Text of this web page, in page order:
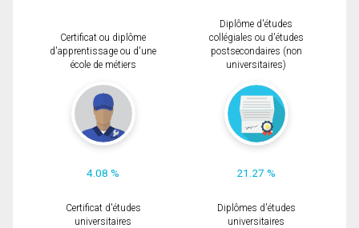
Certificat ou diplôme
d'apprentissage ou d'une
école de métiers
4.08 %
Diplôme d'études
collégiales ou d'études
postsecondaires (non
universitaires)
21.27 %
Certificat d'études
universitaires
Diplômes d'études
universitaires